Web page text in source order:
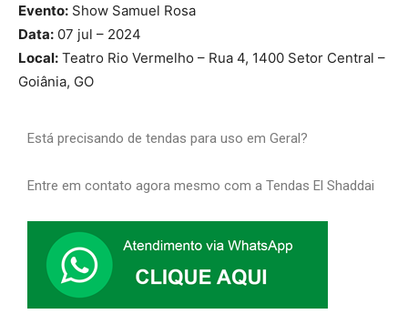
Evento: Show Samuel Rosa
Data: 07 jul – 2024
Local: Teatro Rio Vermelho – Rua 4, 1400 Setor Central –
Goiânia, GO
Está precisando de tendas para uso em Geral?
Entre em contato agora mesmo com a Tendas El Shaddai